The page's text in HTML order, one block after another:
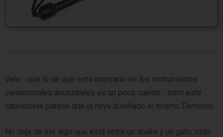
Vale… que lo de que está inspirado en los instrumentos
ceremoniales ancestrales es un poco cuento… pero este
cabroncete parece que lo haya diseñado el mismo Demonio.
No deja de ser algo que está entre un snake y un gato, todo